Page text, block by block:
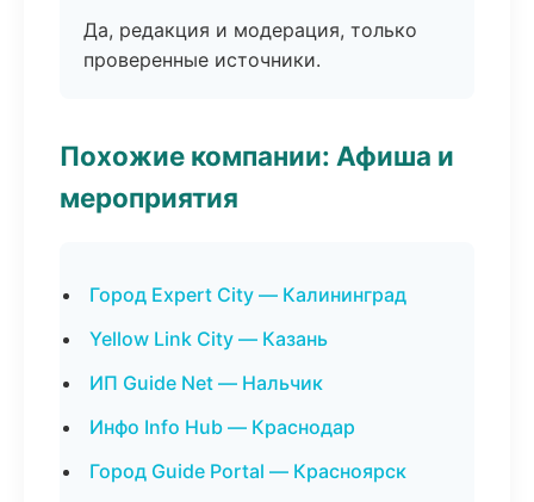
Да, редакция и модерация, только
проверенные источники.
Похожие компании: Афиша и
мероприятия
Город Expert City — Калининград
Yellow Link City — Казань
ИП Guide Net — Нальчик
Инфо Info Hub — Краснодар
Город Guide Portal — Красноярск